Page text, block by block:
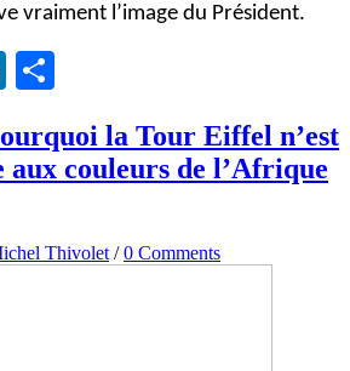
vraiment l’image du Président.
LinkedIn
la Tour Eiffel n’est
aux couleurs de l’Afrique
Thivolet /0 Comments